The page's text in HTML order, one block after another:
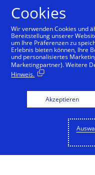
Cookies
Wir verwenden Cookies und
Bereitstellung unserer
um Ihre Präferenzen zu
Erlebnis bieten können, Ihre
und personalisiertes
Marketingpartner). Weitere
Hinweis.
Akzeptieren